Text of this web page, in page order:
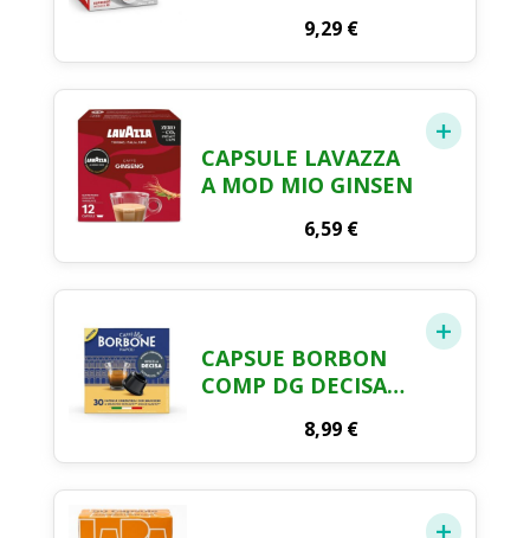
9,29 €
CAPSULE LAVAZZA
A MOD MIO GINSEN
6,59 €
CAPSUE BORBON
COMP DG DECISA
8,99 €